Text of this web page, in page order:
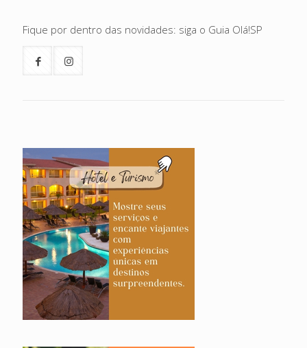
Fique por dentro das novidades: siga o Guia Olá!SP